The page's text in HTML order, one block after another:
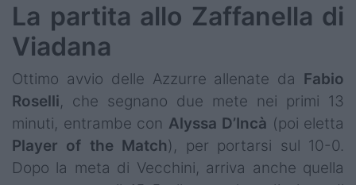
La partita allo Zaffanella di
Viadana
Ottimo avvio delle Azzurre allenate da Fabio
Roselli, che segnano due mete nei primi 13
minuti, entrambe con Alyssa D’Incà (poi eletta
Player of the Match), per portarsi sul 10-0.
Dopo la meta di Vecchini, arriva anche quella